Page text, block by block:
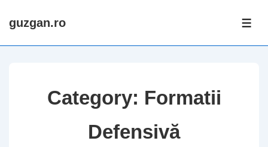
Skipguzgan.ro
Category: Formatii
Defensivă